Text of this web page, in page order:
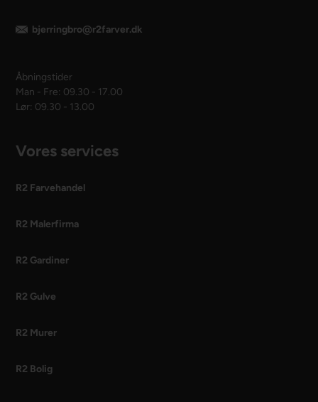
bjerringbro@r2farver.dk
Åbningstider
Man - Fre: 09.30 - 17.00
Lør: 09.30 - 13.00
Vores services
R2 Farvehandel
R2 Malerfirma
R2 Gardiner
R2 Gulve
R2 Murer
R2 Bolig